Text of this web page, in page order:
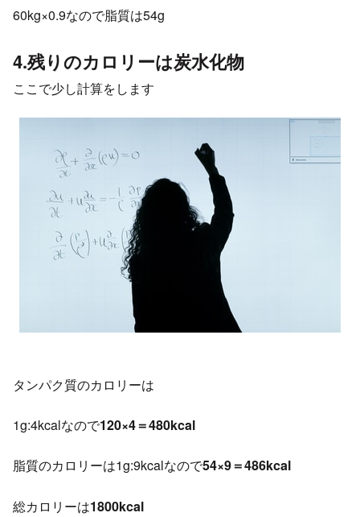
60kg×0.9なので脂質は54g
4.残りのカロリーは炭水化物
ここで少し計算をします
タンパク質のカロリーは
1g:4kcalなので120×4＝480kcal
脂質のカロリーは1g:9kcalなので54×9＝486kcal
総カロリーは1800kcal